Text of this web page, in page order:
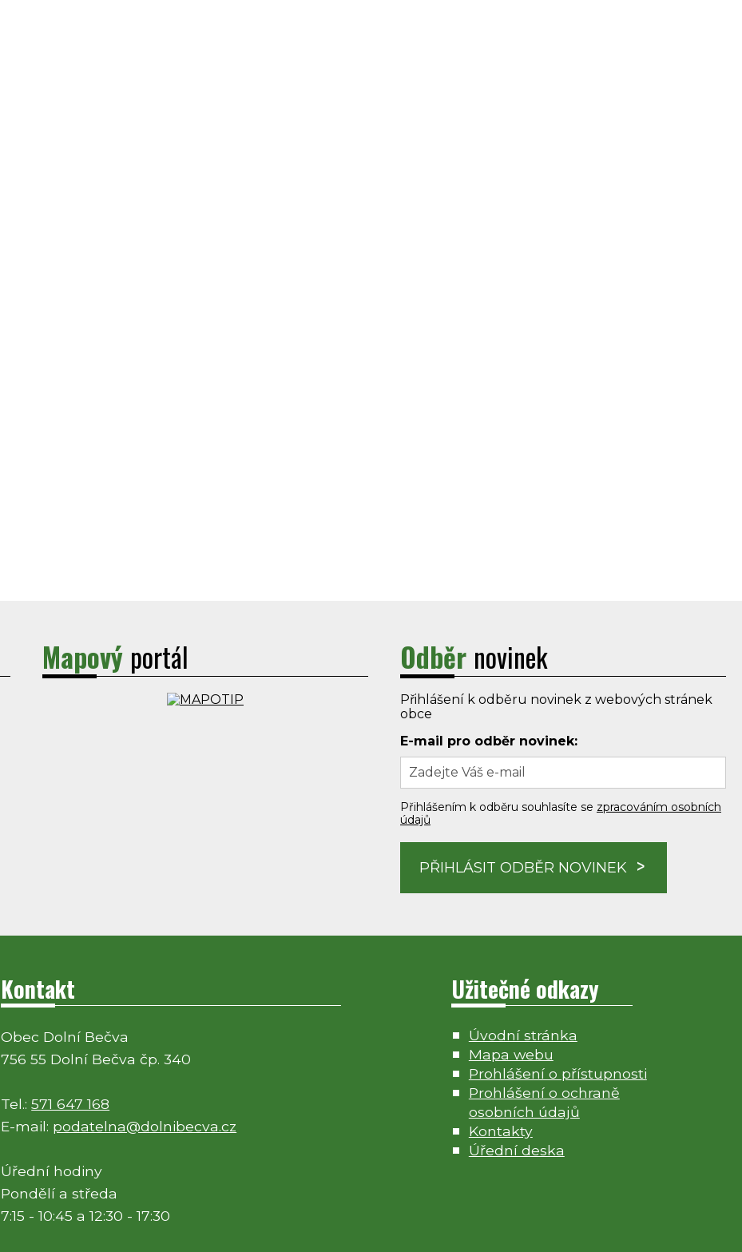
Mapový portál Odběr novinek
Přihlášení k odběru novinek z webových stránek
obce
E-mail pro odběr novinek:
Přihlášením k odběru souhlasíte se zpracováním osobních
údajů
PŘIHLÁSIT ODBĚR NOVINEK
Kontakt
Obec Dolní Bečva
756 55 Dolní Bečva čp. 340
Tel.:571 647 168
E-mail: podatelna@dolnibecva.cz
Úřední hodiny
Pondělí a středa
7:15 - 10:45 a 12:30 - 17:30
Užitečné odkazy
Úvodní stránka
Mapa webu
Prohlášení o přístupnosti
Prohlášení o ochraně
osobních údajů
Kontakty
Úřední deska